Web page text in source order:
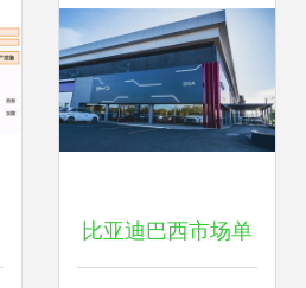
比亚迪巴西市场单